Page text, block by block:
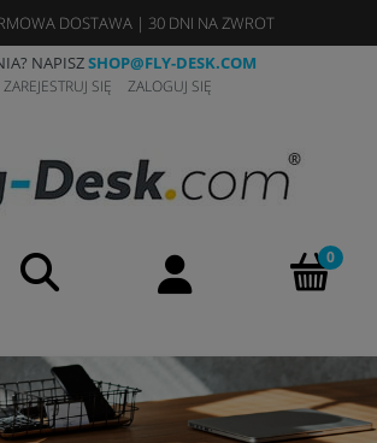
DOSTAWA | 30 DNI NA ZWROT
NAPISZSHOP@FLY-DESK.COM
ZAREJESTRUJ SIĘ ZALOGUJ SIĘ